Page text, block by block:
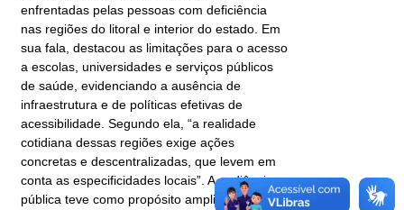
enfrentadas pelas pessoas com deficiência
nas regiões do litoral e interior do estado. Em
sua fala, destacou as limitações para o acesso
a escolas, universidades e serviços públicos
de saúde, evidenciando a ausência de
infraestrutura e de políticas efetivas de
acessibilidade. Segundo ela, “a realidade
cotidiana dessas regiões exige ações
concretas e descentralizadas, que levem em
conta as especificidades locais”. A audiência
pública teve como propósito ampliar o diálogo